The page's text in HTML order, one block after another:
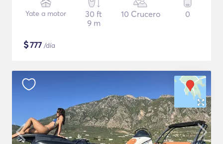
Yate a motor
30 ft
9 m
10 Crucero 0
$777 /día